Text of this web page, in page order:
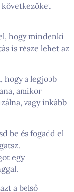
következőket
hogy mindenki
is része lehet az
hogy a legjobb
amikor
vagy inkább
be és fogadd el
egy
a belső